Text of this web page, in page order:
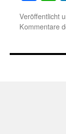
Veröffentlicht
Kommentare